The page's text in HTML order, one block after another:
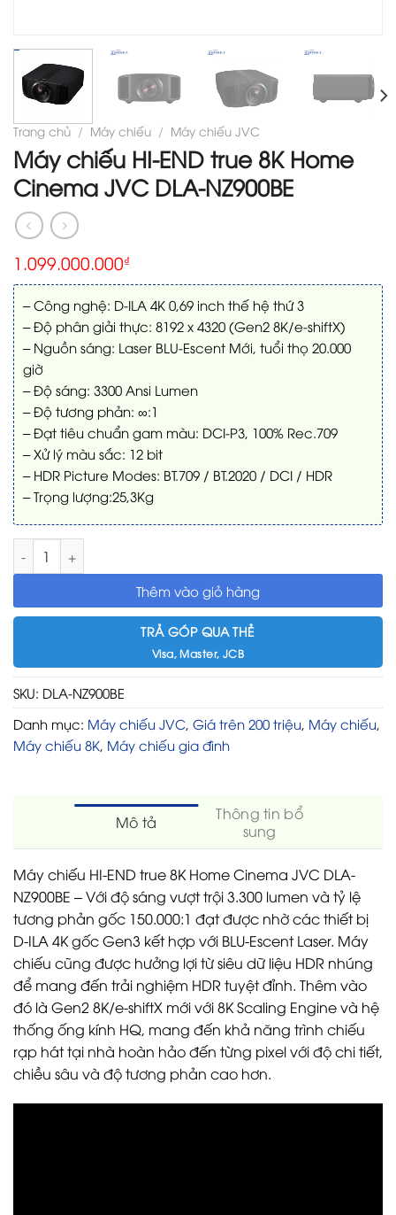
Trang chủ / Máy chiếu / Máy chiếu JVC
Máy chiếu HI-END true 8K Home
Cinema JVC DLA-NZ900BE
1.099.000.000₫
– Công nghệ: D-ILA 4K 0,69 inch thế hệ thứ 3
– Độ phân giải thực: 8192 x 4320 (Gen2 8K/e-shiftX)
– Nguồn sáng: Laser BLU-Escent Mới, tuổi thọ 20.000
giờ
– Độ sáng: 3300 Ansi Lumen
– Độ tương phản: ∞:1
– Đạt tiêu chuẩn gam màu: DCI-P3, 100% Rec.709
– Xử lý màu sắc: 12 bit
– HDR Picture Modes: BT.709 / BT.2020 / DCI / HDR
– Trọng lượng:25,3Kg
Máy chiếu HI-END true 8K Home Cinema JVC DLA-NZ900BE
Thêm vào giỏ hàng
TRẢ GÓP QUA THẺ
Visa, Master, JCB
SKU: DLA-NZ900BE
Danh mục: Máy chiếu JVC Giá trên 200 triệu Máy chiếu
Máy chiếu 8K Máy chiếu gia đình
Mô tả
Thông tin bổ
sung
Máy chiếu HI-END true 8K Home Cinema JVC DLA-
NZ900BE – Với độ sáng vượt trội 3.300 lumen và tỷ lệ
tương phản gốc 150.000:1 đạt được nhờ các thiết bị
D-ILA 4K gốc Gen3 kết hợp với BLU-Escent Laser. Máy
chiếu cũng được hưởng lợi từ siêu dữ liệu HDR nhúng
để mang đến trải nghiệm HDR tuyệt đỉnh. Thêm vào
đó là Gen2 8K/e-shiftX mới với 8K Scaling Engine và hệ
thống ống kính HQ, mang đến khả năng trình chiếu
rạp hát tại nhà hoàn hảo đến từng pixel với độ chi tiết,
chiều sâu và độ tương phản cao hơn.